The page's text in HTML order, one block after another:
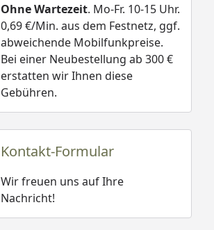
Ohne Wartezeit. Mo-Fr. 10-15 Uhr.
0,69 €/Min. aus dem Festnetz, ggf.
abweichende Mobilfunkpreise.
Bei einer Neubestellung ab 300 €
erstatten wir Ihnen diese
Gebühren.
Kontakt-Formular
Wir freuen uns auf Ihre
Nachricht!